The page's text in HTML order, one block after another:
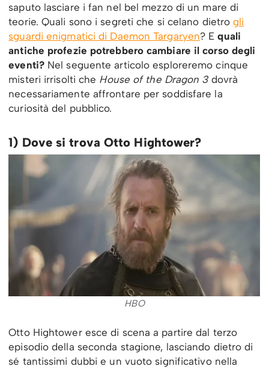
saputo lasciare i fan nel bel mezzo di un mare di
teorie. Quali sono i segreti che si celano dietrogli
sguardi enigmatici di Daemon Targaryen? E quali
antiche profezie potrebbero cambiare il corso degli
eventi?Nel seguente articolo esploreremo cinque
misteri irrisolti che House of the Dragon 3dovrà
necessariamente affrontare per soddisfare la
curiosità del pubblico.
1) Dove si trova Otto Hightower?
HBO
Otto Hightower esce di scena a partire dal terzo
episodio della seconda stagione, lasciando dietro di
sé tantissimi dubbi e un vuoto significativo nella